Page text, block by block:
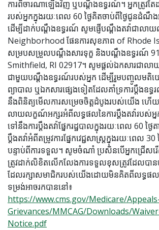
ការពិចារណាឡើងវិញ ឬបណ្តឹងឧទ្ធរណ៍។ អ្នកត្រូវត
របស់អ្នកក្នុងរយៈពេល 60 ថ្ងៃគិតចាប់ពីថ្ងៃជូនដំណឹងអំ
ដើម្បីដាក់បណ្តឹងឧទ្ធរណ៍ សូមផ្ញើបណ្តឹងតវ៉ាជាលា
Neighborhood ផែនការសុខភាព of Rhode
សម្របសម្រួលបណ្តឹងសារទុក្ខ និងបណ្តឹងឧទ្ធរណ៍
Smithfield, RI 02917។ សូមផ្តល់ឯកសារជាលា
ជាមួយបណ្តឹងឧទ្ធរណ៍របស់អ្នក ដើម្បីរួមបញ្ចូលម
ព្យាបាល ឬឯកសារផ្សេងទៀតដែលគាំទ្រការប្តឹងឧទ្
នឹង​ពិនិត្យ​មើល​ការ​សម្រេច​ចិត្ត​ដំបូង​របស់​យើង ហើ
លាយលក្ខណ៍​អក្សរ​អំពី​លទ្ធផល​នៃ​ការ​ប្ដឹង​តវ៉ា​របស់​អ្
ទៅនឹងការប្តឹងតវ៉ាផ្នែករដ្ឋបាលក្នុងរយៈពេល 60 ថ្ង
ប្តឹងតវ៉ាអំពីតម្រូវការផ្នែកវេជ្ជសាស្រ្តក្នុងរយៈពេល 30
បន្ទាប់ពីការទទួល។ សូមចំណាំ ប្រសិនបើអ្នកជ្រើសរ
ត្រូវដាក់លិខិតលើកលែងការទទួលខុសត្រូវដែលបាន
ដែលរក្សាសមាជិករបស់យើងដោយមិនគិតពីលទ្ធផល
ទម្រង់អាចរកបាននៅ៖
https://www.cms.gov/Medicare/
Grievances/MMCAG/Downloads/
Notice.pdf